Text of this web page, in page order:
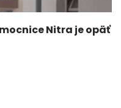
Nitra je opäť